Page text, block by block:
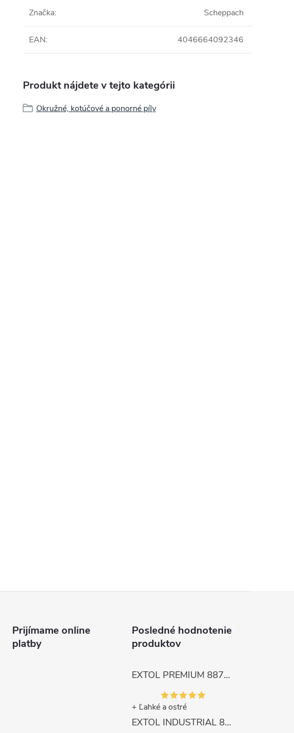
Značka: Scheppach
EAN: 4046664092346
Produkt nájdete v tejto kategórii
Okružné, kotúčové a ponorné píly
Prijímame online
platby
Posledné hodnotenie
produktov
EXTOL PREMIUM 8872105 Nožnice záhradnícke dlhé úzke, 200mm, max. prestrih Ø6mm
+ Ľahké a ostré
EXTOL INDUSTRIAL 8791861 Viazač armatúr aku Share20V, bez aku, drôt 0,8mm, oko 8-34mm, bezuhlíkový motor